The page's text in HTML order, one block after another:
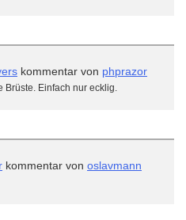
kommentar von phprazor
Brüste. Einfach nur ecklig.
kommentar von oslavmann